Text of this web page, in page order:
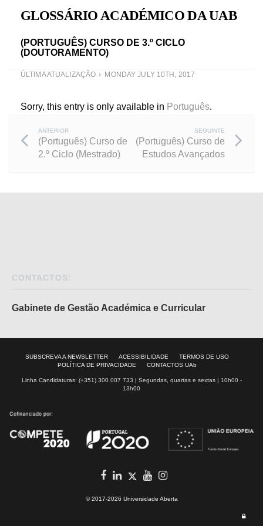
GLOSSÁRIO ACADÉMICO DA UAB
(PORTUGUÊS) CURSO DE 3.º CICLO
(DOUTORAMENTO)
ÚLTIMA ATUALIZAÇÃO MONDAY JULY 10TH, 2017
Sorry, this entry is only available in Português.
Post
navigation
ANTERIOR
(Português) Curso de
2.º Ciclo (Mestrado)
SEGUINTE
(Português) Curso de
Estudos Avançados
CONTACTOS:
Gabinete de Gestão Académica e Curricular
SUBSCREVA A NEWSLETTER ACESSIBILIDADE
TERMOS DE USO
POLÍTICA DE PRIVACIDADE
CONTACTOS UAb
Linha Candidaturas: (+351) 300 007 733 | Segundas, quartas e sextas | 10h00 -
13h00
Twitter
© 2017-2026 Universidade Aberta